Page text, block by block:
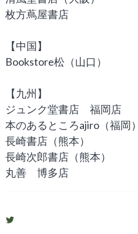
枚方蔦屋書店
【中国】
Bookstore松（山口）
【九州】
ジュンク堂書店 福岡店
本のあるところajiro（福岡）
長崎書店（熊本）
長崎次郎書店（熊本）
丸善 博多店